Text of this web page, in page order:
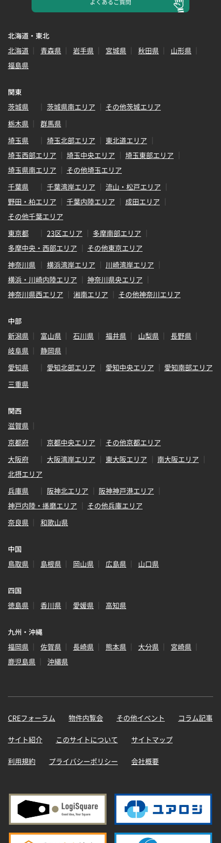
よくあるご質問
北海道・東北
北海道
青森県 岩手県 宮城県 秋田県
山形県
福島県
関東
茨城県
茨城県南エリア
その他茨城エリア
栃木県
群馬県
埼玉県
埼玉北部エリア
東北道エリア
埼玉西部エリア
埼玉中央エリア
埼玉東部エリア
埼玉県南エリア
その他埼玉エリア
千葉県
千葉湾岸エリア
流山・松戸エリア
野田・柏エリア
千葉内陸エリア
成田エリア
その他千葉エリア
東京都
23区エリア
多摩南部エリア
多摩中央・西部エリア
その他東京エリア
神奈川県
横浜湾岸エリア
川崎湾岸エリア
横浜・川崎内陸エリア
神奈川県央エリア
神奈川県西エリア
湘南エリア その他神奈川エリア
中部
新潟県
富山県 石川県 福井県 山梨県
長野県
岐阜県
静岡県
愛知県
愛知北部エリア 愛知中央エリア
愛知南部エリア
三重県
関西
滋賀県
京都府
京都中央エリア
その他京都エリア
大阪府
大阪湾岸エリア 東大阪エリア
南大阪エリア
北摂エリア
兵庫県
阪神北エリア
阪神神戸港エリア
神戸内陸・播磨エリア
その他兵庫エリア
奈良県
和歌山県
中国
鳥取県
島根県 岡山県 広島県 山口県
四国
徳島県
香川県 愛媛県 高知県
九州・沖縄
福岡県
佐賀県 長崎県 熊本県 大分県
宮崎県
鹿児島県
沖縄県
CREフォーラム 物件内覧会 その他イベント コラム記事
サイト紹介 このサイトについて サイトマップ
利用規約 プライバシーポリシー 会社概要